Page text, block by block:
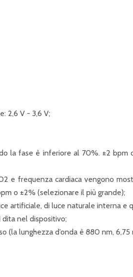
2,6 V - 3,6 V;
la fase è inferiore al 70%. ±2
e frequenza cardiaca vengono
o ±2% (selezionare il più grande);
di luce naturale interna e
nel dispositivo;
(la lunghezza d’onda è 880 nm, 6,75